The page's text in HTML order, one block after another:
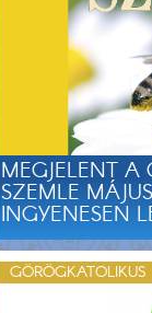
MEGJELENT A
SZEMLE
INGYENESEN
GÖRÖGKATOLIKUS